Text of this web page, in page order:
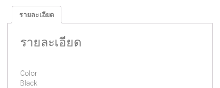
รายละเอียด
รายละเอียด
Color
Black